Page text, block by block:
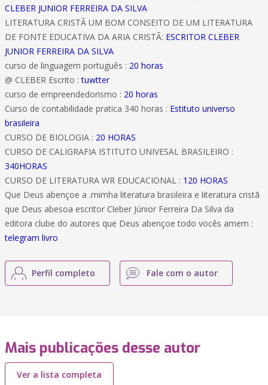
CLEBER JUNIOR FERREIRA DA SILVA
LITERATURA CRISTÃ UM BOM CONSEITO DE UM LITERATURA
DE FONTE EDUCATIVA DA ARIA CRISTÃ: ESCRITOR CLEBER
JUNIOR FERREIRA DA SILVA
curso de linguagem português : 20 horas
@ CLEBER Escrito :tuwtter
curso de empreendedorismo : 20 horas
Curso de contabilidade pratica 340 horas : Estituto universo
brasileira
CURSO DE BIOLOGIA : 20 HORAS
CURSO DE CALIGRAFIA ISTITUTO UNIVESAL BRASILEIRO :
340HORAS
CURSO DE LITERATURA WR EDUCACIONAL : 120 HORAS
Que Deus abençoe a .mimha literatura brasileira e literatura cristã
que Deus abesoa escritor Cleber Júnior Ferreira Da Silva da
editora clube do autores que Deus abençoe todo vocês amem :
telegram livro
Perfil completo Fale com o autor
Mais publicações desse autor
Ver a lista completa